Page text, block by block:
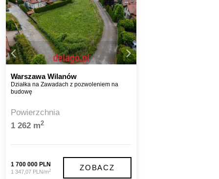
Warszawa Wilanów
Działka na Zawadach z pozwoleniem na
budowę
Powierzchnia
1 262 m2
1 700 000 PLN
1 347,07 PLN/m2 ZOBACZ